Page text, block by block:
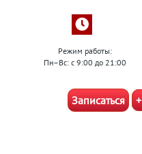
Режим работы:
Пн–Вс: с 9:00 до 21:00
Записаться